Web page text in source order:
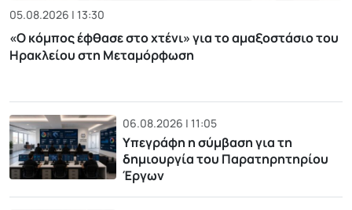
05.08.2026 | 13:30
«Ο κόμπος έφθασε στο χτένι» για το αμαξοστάσιο του
Ηρακλείου στη Μεταμόρφωση
06.08.2026 | 11:05
Υπεγράφη η σύμβαση για τη
δημιουργία του Παρατηρητηρίου
Έργων